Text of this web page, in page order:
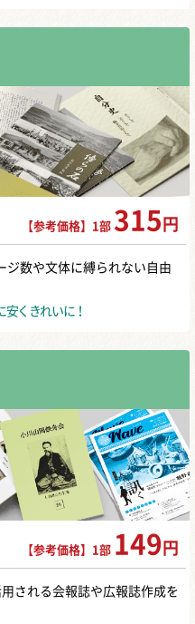
【参考価格】1部 315 円
ジ数や文体に縛られない自由
安くきれいに！
【参考価格】1部 149 円
される会報誌や広報誌作成を